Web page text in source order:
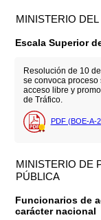
MINISTERIO
Escala Superior
Resolución de 10
se convoca
acceso libre y
de Tráfico.
PDF (BOE-A-
MINISTERIO DE
PÚBLICA
Funcionarios de
carácter nacional